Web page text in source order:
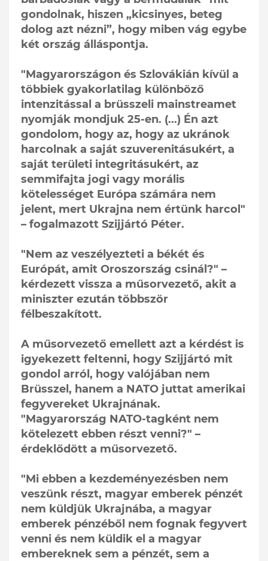
gondolnak, hiszen „kicsinyes, beteg
dolog azt nézni”, hogy miben vág egybe
két ország álláspontja.
"Magyarországon és Szlovákián kívül a
többiek gyakorlatilag különböző
intenzitással a brüsszeli mainstreamet
nyomják mondjuk 25-en. (...) Én azt
gondolom, hogy az, hogy az ukránok
harcolnak a saját szuverenitásukért, a
saját területi integritásukért, az
semmifajta jogi vagy morális
kötelességet Európa számára nem
jelent, mert Ukrajna nem értünk harcol"
– fogalmazott Szijjártó Péter.
"Nem az veszélyezteti a békét és
Európát, amit Oroszország csinál?" –
kérdezett vissza a műsorvezető, akit a
miniszter ezután többször
félbeszakított.
A műsorvezető emellett azt a kérdést is
igyekezett feltenni, hogy Szijjártó mit
gondol arról, hogy valójában nem
Brüsszel, hanem a NATO juttat amerikai
fegyvereket Ukrajnának.
"Magyarország NATO-tagként nem
kötelezett ebben részt venni?" –
érdeklődött a műsorvezető.
"Mi ebben a kezdeményezésben nem
veszünk részt, magyar emberek pénzét
nem küldjük Ukrajnába, a magyar
emberek pénzéből nem fognak fegyvert
venni és nem küldik el a magyar
embereknek sem a pénzét, sem a